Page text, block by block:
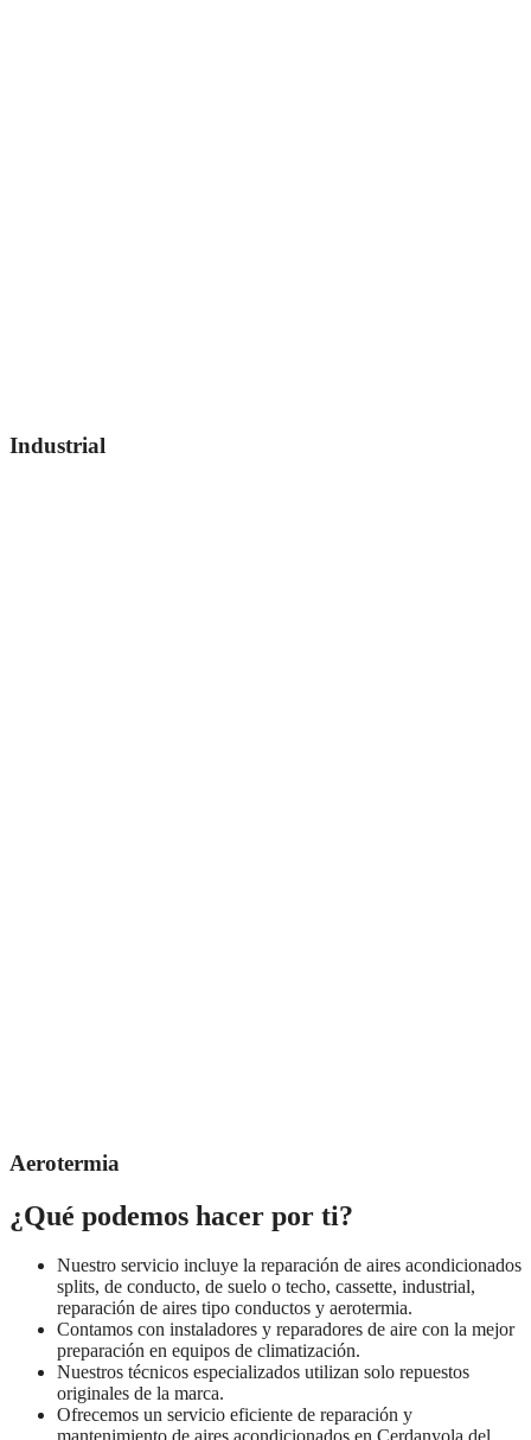
Industrial
Aerotermia
¿Qué podemos hacer por ti?
Nuestro servicio incluye la reparación de aires acondicionados
splits, de conducto, de suelo o techo, cassette, industrial,
reparación de aires tipo conductos y aerotermia.
Contamos con instaladores y reparadores de aire con la mejor
preparación en equipos de climatización.
Nuestros técnicos especializados utilizan solo repuestos
originales de la marca.
Ofrecemos un servicio eficiente de reparación y